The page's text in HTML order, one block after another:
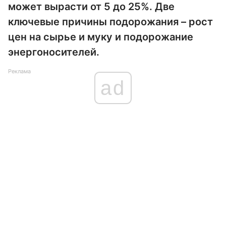
может вырасти от 5 до 25%. Две
ключевые причины подорожания – рост
цен на сырье и муку и подорожание
энергоносителей.
Реклама
ad